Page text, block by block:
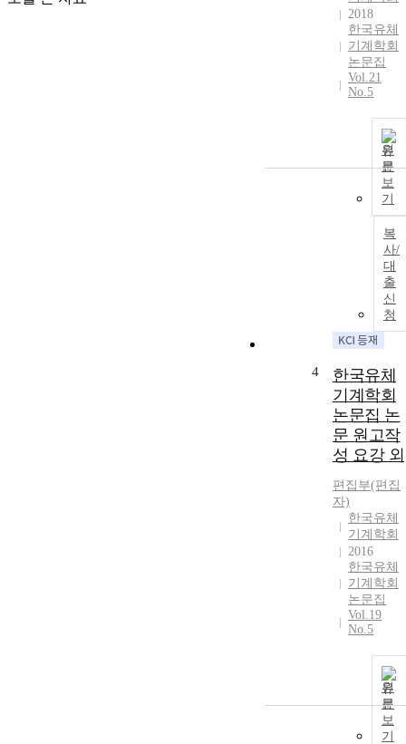
2018
한국유체
기계학회
논문집
Vol.21
No.5
원
문
보
기
복
사/
대
출
신
청
4
한국유체
기계학회
논문집 논
문 원고작
성 요강 외
편집부(편집
자)
한국유체
기계학회
2016
한국유체
기계학회
논문집
Vol.19
No.5
원
문
보
기